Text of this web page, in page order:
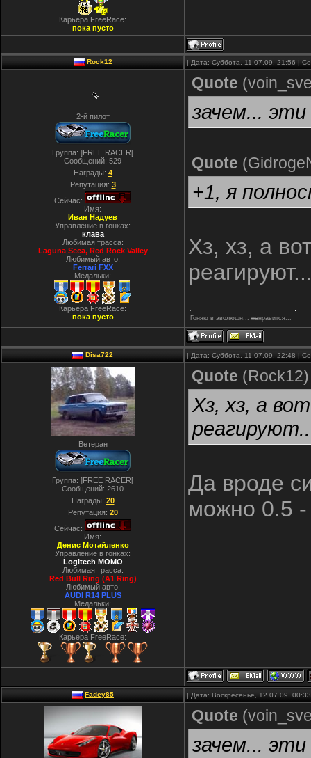
Карьера FreeRace:
пока пусто
Rock12 | Дата: Суббота, 11.07.09, 21:56 |
2-й пилот
Группа: ]FREE RACER[
Сообщений: 529
Награды: 4
Репутация: 3
Сейчас:
Имя:
Иван Надуев
Управление в гонках:
клава
Любимая трасса:
Laguna Seca, Red Rock Valley
Любимый авто:
Ferrari FXX
Медальки:
Карьера FreeRace:
пока пусто
Quote (
зачем...
Quote (
+1, я
Хз, хз, а
Гоняю в эволюшн... ненравится...
Disa722 | Дата: Суббота, 11.07.09, 22:48 |
Ветеран
Группа: ]FREE RACER[
Сообщений: 2610
Награды: 20
Репутация: 20
Сейчас:
Имя:
Денис Мотайленко
Управление в гонках:
Logitech MOMO
Любимая трасса:
Red Bull Ring (A1 Ring)
Любимый авто:
AUDI R14 PLUS
Медальки:
Карьера FreeRace:
Quote (Rock12)
Хз, хз, а
Да вроде
можно 0.5 -
Fadey85 | Дата: Воскресенье, 12.07.09,
Quote (
зачем...